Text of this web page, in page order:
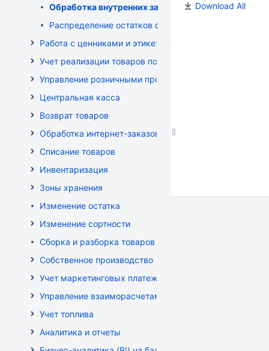
Обработка внутренних заказов
Распределение остатков склада по заказам
Работа с ценниками и этикетками
Учет реализации товаров по кассе
Управление розничными продажами
Центральная касса
Возврат товаров
Обработка интернет-заказов
Списание товаров
Инвентаризация
Зоны хранения
Изменение остатка
Изменение сортности
Сборка и разборка товаров
Собственное производство
Учет маркетинговых платежей
Управление взаиморасчетами
Учет топлива
Аналитика и отчеты
Download All